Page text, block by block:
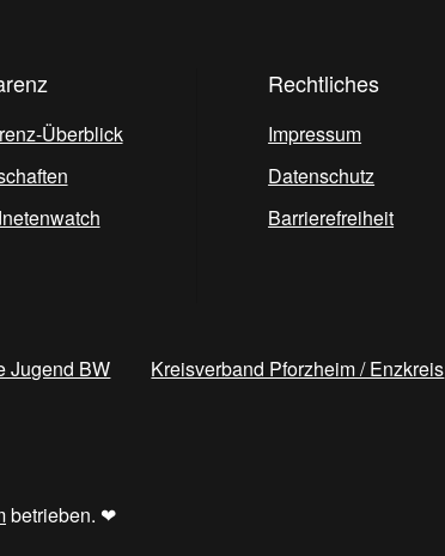
Überblick
Rechtliches
Impressum
Datenschutz
Barrierefreiheit
Jugend BW Kreisverband Pforzheim / Enzkreis
betrieben. ❤